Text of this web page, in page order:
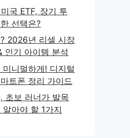
국 ETF, 장기 투
선택은?
2026년 리셀 시장
인기 아이템 분석
니멀하게! 디지털
트폰 정리 가이드
초보 러너가 발목
아야 할 1가지